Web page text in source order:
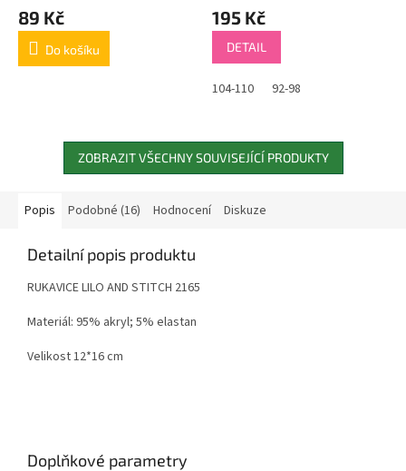
89 Kč
Do košíku
195 Kč
DETAIL
104-110 92-98
ZOBRAZIT VŠECHNY SOUVISEJÍCÍ PRODUKTY
Popis Podobné (16) Hodnocení Diskuze
Detailní popis produktu
RUKAVICE LILO AND STITCH 2165
Materiál: 95% akryl; 5% elastan
Velikost 12*16 cm
Doplňkové parametry